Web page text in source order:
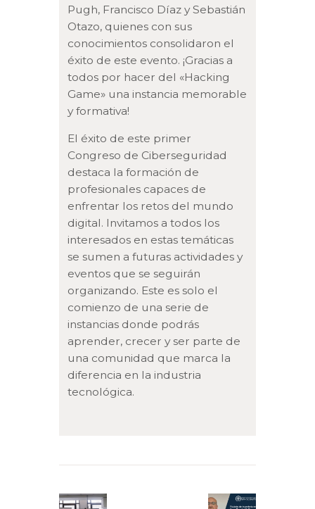
Pugh, Francisco Díaz y Sebastián
Otazo, quienes con sus
conocimientos consolidaron el
éxito de este evento. ¡Gracias a
todos por hacer del «Hacking
Game» una instancia memorable
y formativa!
El éxito de este primer
Congreso de Ciberseguridad
destaca la formación de
profesionales capaces de
enfrentar los retos del mundo
digital. Invitamos a todos los
interesados en estas temáticas
se sumen a futuras actividades y
eventos que se seguirán
organizando. Este es solo el
comienzo de una serie de
instancias donde podrás
aprender, crecer y ser parte de
una comunidad que marca la
diferencia en la industria
tecnológica.
de
Previous